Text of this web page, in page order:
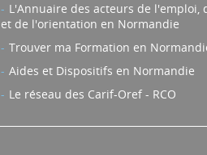
L'Annuaire des acteurs de l'emploi,
et de l'orientation en Normandie
Trouver ma Formation en
Aides et Dispositifs en Normandie
Le réseau des Carif-Oref - RCO